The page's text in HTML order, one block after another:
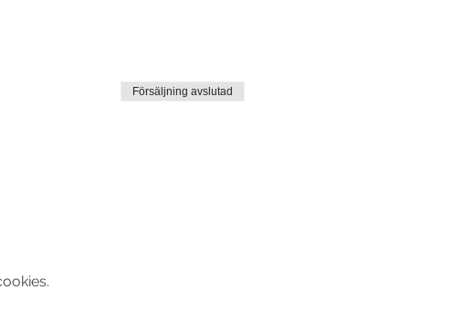
Försäljning avslutad